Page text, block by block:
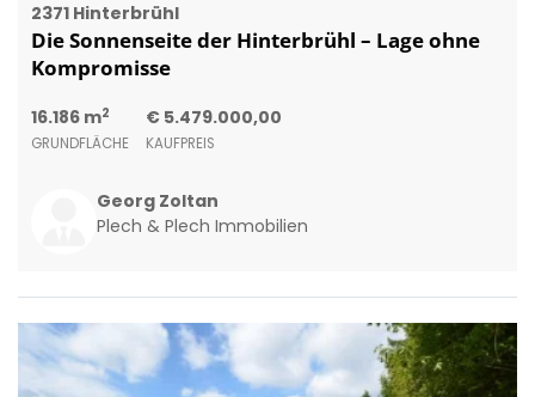
2371 Hinterbrühl
Die Sonnenseite der Hinterbrühl – Lage ohne
Kompromisse
16.186 m2
GRUNDFLÄCHE
€ 5.479.000,00
KAUFPREIS
Georg Zoltan
Plech & Plech Immobilien